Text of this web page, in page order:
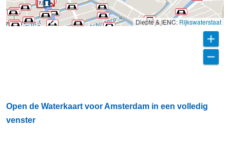
Diepte & IENC: Rijkswaterstaat
Open de Waterkaart voor Amsterdam in een volledig
venster